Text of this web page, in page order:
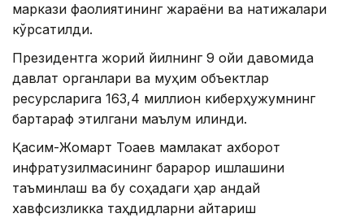
маркази фаолиятининг жараёни ва натижалари
кўрсатилди.
Президентга жорий йилнинг 9 ойи давомида
давлат органлари ва муҳим объектлар
ресурсларига 163,4 миллион киберҳужумнинг
бартараф этилгани маълум қилинди.
Қасим-Жомарт Тоқаев мамлакат ахборот
инфратузилмасининг барқарор ишлашини
таъминлаш ва бу соҳадаги ҳар қандай
хавфсизликка таҳдидларни қайтариш